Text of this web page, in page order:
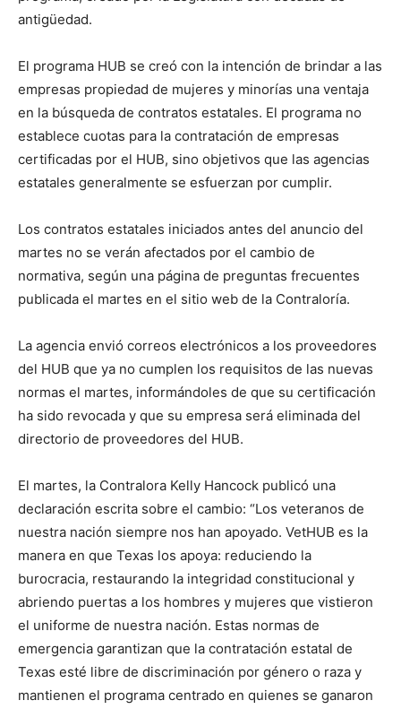
antigüedad.
El programa HUB se creó con la intención de brindar a las
empresas propiedad de mujeres y minorías una ventaja
en la búsqueda de contratos estatales. El programa no
establece cuotas para la contratación de empresas
certificadas por el HUB, sino objetivos que las agencias
estatales generalmente se esfuerzan por cumplir.
Los contratos estatales iniciados antes del anuncio del
martes no se verán afectados por el cambio de
normativa, según una página de preguntas frecuentes
publicada el martes en el sitio web de la Contraloría.
La agencia envió correos electrónicos a los proveedores
del HUB que ya no cumplen los requisitos de las nuevas
normas el martes, informándoles de que su certificación
ha sido revocada y que su empresa será eliminada del
directorio de proveedores del HUB.
El martes, la Contralora Kelly Hancock publicó una
declaración escrita sobre el cambio: “Los veteranos de
nuestra nación siempre nos han apoyado. VetHUB es la
manera en que Texas los apoya: reduciendo la
burocracia, restaurando la integridad constitucional y
abriendo puertas a los hombres y mujeres que vistieron
el uniforme de nuestra nación. Estas normas de
emergencia garantizan que la contratación estatal de
Texas esté libre de discriminación por género o raza y
mantienen el programa centrado en quienes se ganaron